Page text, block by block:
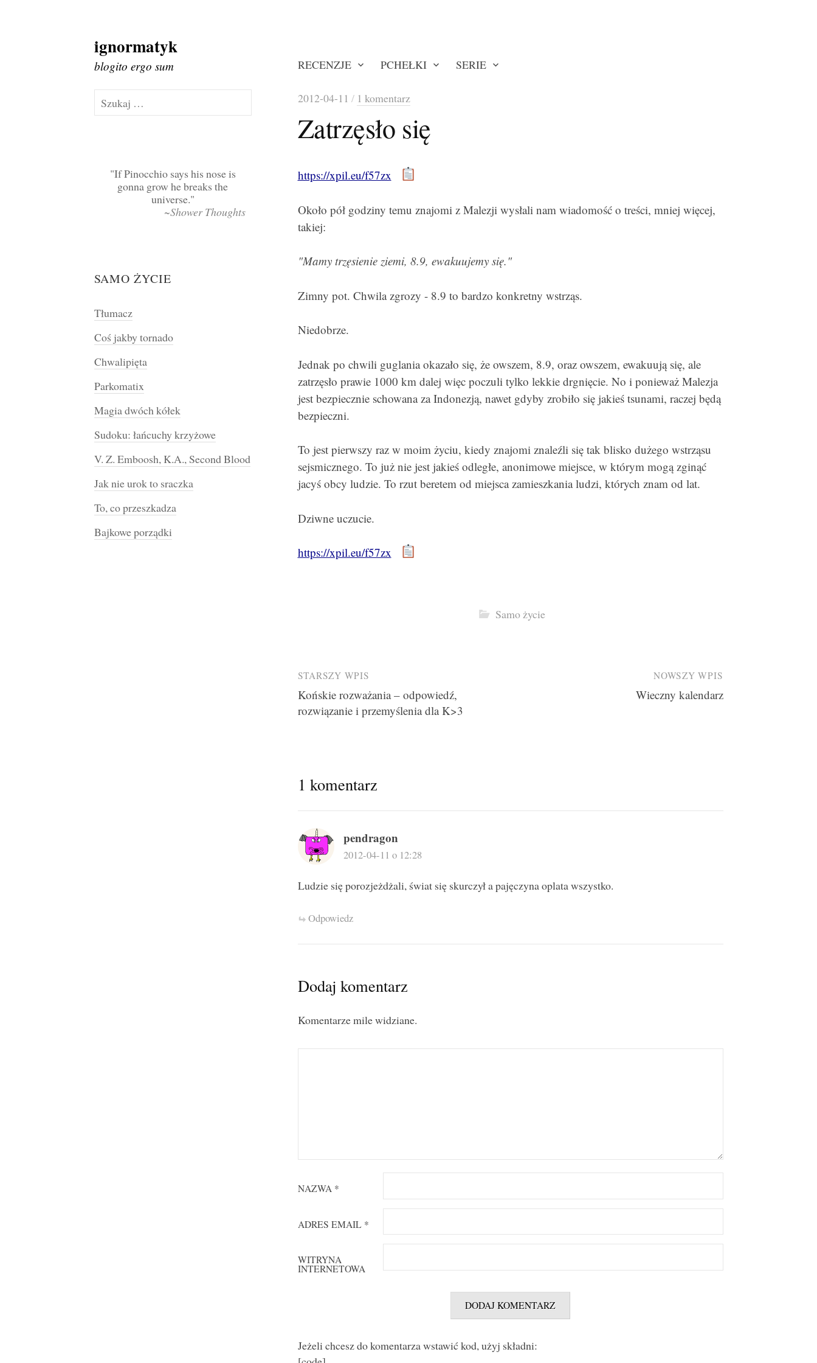
Skip
to
content
ignormatyk
blogito ergo sum RECENZJE PCHEŁKI SERIE
2012-04-11 / 1 komentarz
Zatrzęsło się
https://xpil.eu/f57zx
Około pół godziny temu znajomi z Malezji wysłali nam wiadomość o treści, mniej więcej,
takiej:
"Mamy trzęsienie ziemi, 8.9, ewakuujemy się."
Zimny pot. Chwila zgrozy - 8.9 to bardzo konkretny wstrząs.
Niedobrze.
Jednak po chwili guglania okazało się, że owszem, 8.9, oraz owszem, ewakuują się, ale
zatrzęsło prawie 1000 km dalej więc poczuli tylko lekkie drgnięcie. No i ponieważ Malezja
jest bezpiecznie schowana za Indonezją, nawet gdyby zrobiło się jakieś tsunami, raczej będą
bezpieczni.
To jest pierwszy raz w moim życiu, kiedy znajomi znaleźli się tak blisko dużego wstrząsu
sejsmicznego. To już nie jest jakieś odległe, anonimowe miejsce, w którym mogą zginąć
jacyś obcy ludzie. To rzut beretem od miejsca zamieszkania ludzi, których znam od lat.
Dziwne uczucie.
https://xpil.eu/f57zx
Samo życie
Post
navigation
STARSZY WPIS
Końskie rozważania – odpowiedź,
rozwiązanie i przemyślenia dla K>3
NOWSZY WPIS
Wieczny kalendarz
1 komentarz
pendragon
2012-04-11 o 12:28
Ludzie się porozjeżdżali, świat się skurczył a pajęczyna oplata wszystko.
Odpowiedz
Dodaj komentarz
Komentarze mile widziane.
NAZWA *
ADRES EMAIL *
WITRYNA
INTERNETOWA
Jeżeli chcesz do komentarza wstawić kod, użyj składni:
Szukaj:
If Pinocchio says his nose is
gonna grow he breaks the
universe.
~Shower Thoughts
SAMO ŻYCIE
Tłumacz
Coś jakby tornado
Chwalipięta
Parkomatix
Magia dwóch kółek
Sudoku: łańcuchy krzyżowe
V. Z. Emboosh, K.A., Second Blood
Jak nie urok to sraczka
To, co przeszkadza
Bajkowe porządki